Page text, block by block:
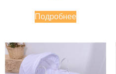
Подробнее